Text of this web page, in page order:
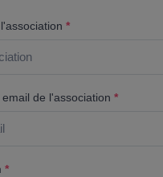
*
de l'association *
*